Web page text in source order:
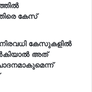
കേസ്
കേസുകളില്‍
അത്